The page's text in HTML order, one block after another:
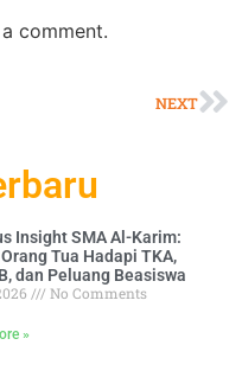
comment.
NEXT
Insight SMA Al-Karim:
Tua Hadapi TKA,
dan Peluang Beasiswa
No Comments
»